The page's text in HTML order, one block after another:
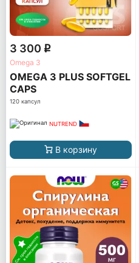
3 300 q
Omega 3
OMEGA 3 PLUS SOFTGEL
CAPS
120 капсул
NUTREND
В корзину